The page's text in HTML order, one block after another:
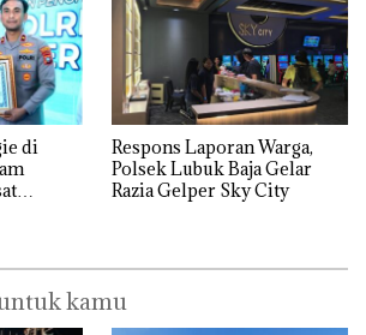
di
Respons Laporan Warga,
Polsek Lubuk Baja Gelar
Razia Gelper Sky City
kamu